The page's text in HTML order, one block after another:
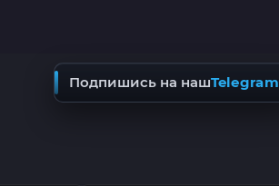
Подпишись на нашTelegram